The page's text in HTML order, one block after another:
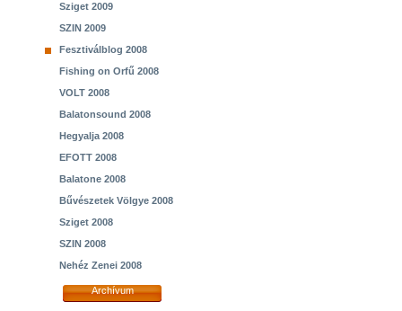
Sziget 2009
SZIN 2009
Fesztiválblog 2008
Fishing on Orfű 2008
VOLT 2008
Balatonsound 2008
Hegyalja 2008
EFOTT 2008
Balatone 2008
Bűvészetek Völgye 2008
Sziget 2008
SZIN 2008
Nehéz Zenei 2008
Archívum